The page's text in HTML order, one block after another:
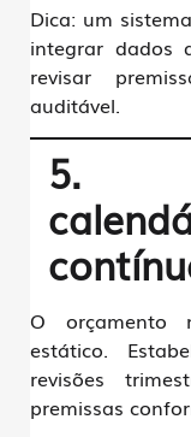
Dica: um
integrar dados
revisar
auditável.
5.
O orçamento
estático.
revisões
premissas